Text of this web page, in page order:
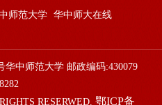
师范大学 华中师大在线
华中师范大学 邮政编码:430079
RESERWED. 鄂ICP备